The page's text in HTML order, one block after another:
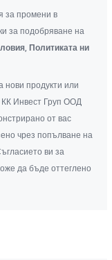
за промени в
за подобряване на
,Политиката ни
продукти или
Инвест Груп ООД
от вас
чрез попълване на
ви за
да бъде оттеглено